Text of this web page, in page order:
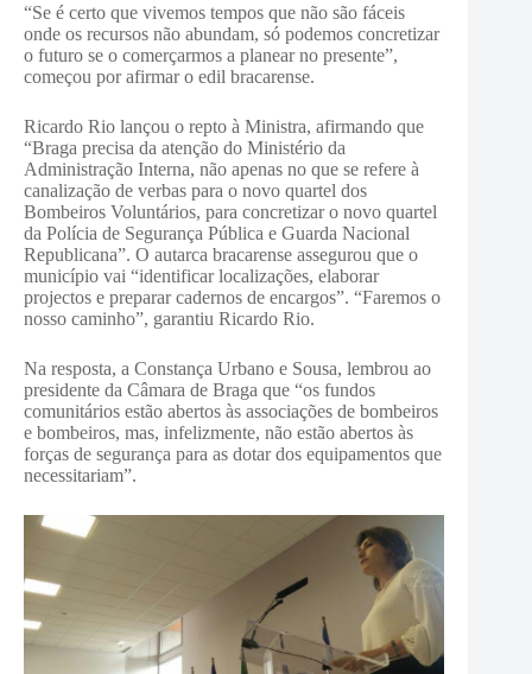
“Se é certo que vivemos tempos que não são fáceis
onde os recursos não abundam, só podemos concretizar
o futuro se o comerçarmos a planear no presente”,
começou por afirmar o edil bracarense.
Ricardo Rio lançou o repto à Ministra, afirmando que
“Braga precisa da atenção do Ministério da
Administração Interna, não apenas no que se refere à
canalização de verbas para o novo quartel dos
Bombeiros Voluntários, para concretizar o novo quartel
da Polícia de Segurança Pública e Guarda Nacional
Republicana”. O autarca bracarense assegurou que o
município vai “identificar localizações, elaborar
projectos e preparar cadernos de encargos”. “Faremos o
nosso caminho”, garantiu Ricardo Rio.
Na resposta, a Constança Urbano e Sousa, lembrou ao
presidente da Câmara de Braga que “os fundos
comunitários estão abertos às associações de bombeiros
e bombeiros, mas, infelizmente, não estão abertos às
forças de segurança para as dotar dos equipamentos que
necessitariam”.